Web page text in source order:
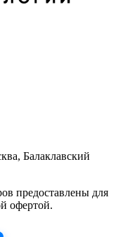
Балаклавский
предоставлены для
офертой.